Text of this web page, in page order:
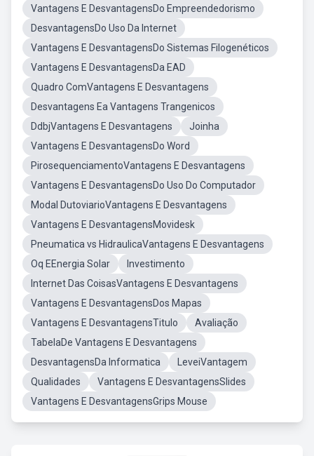
Vantagens E DesvantagensDo Empreendedorismo
DesvantagensDo Uso Da Internet
Vantagens E DesvantagensDo Sistemas Filogenéticos
Vantagens E DesvantagensDa EAD
Quadro ComVantagens E Desvantagens
Desvantagens Ea Vantagens Trangenicos
DdbjVantagens E Desvantagens
Joinha
Vantagens E DesvantagensDo Word
PirosequenciamentoVantagens E Desvantagens
Vantagens E DesvantagensDo Uso Do Computador
Modal DutoviarioVantagens E Desvantagens
Vantagens E DesvantagensMovidesk
Pneumatica vs HidraulicaVantagens E Desvantagens
Oq EEnergia Solar
Investimento
Internet Das CoisasVantagens E Desvantagens
Vantagens E DesvantagensDos Mapas
Vantagens E DesvantagensTitulo
Avaliação
TabelaDe Vantagens E Desvantagens
DesvantagensDa Informatica
LeveiVantagem
Qualidades
Vantagens E DesvantagensSlides
Vantagens E DesvantagensGrips Mouse